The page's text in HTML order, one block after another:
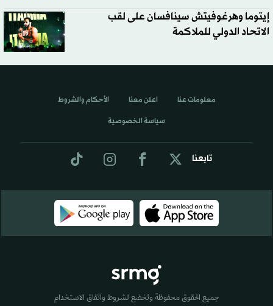
إيتوما وهرغوفيتش سينافسان على لقب
الاتحاد الدولي للملاكمة
تابعنا
معلومات عنا اعلن معنا الأحكام والشروط
سياسة الخصوصية
جميع الحقوق محفوظة وتخضع لشروط واتفاق الاستخدام